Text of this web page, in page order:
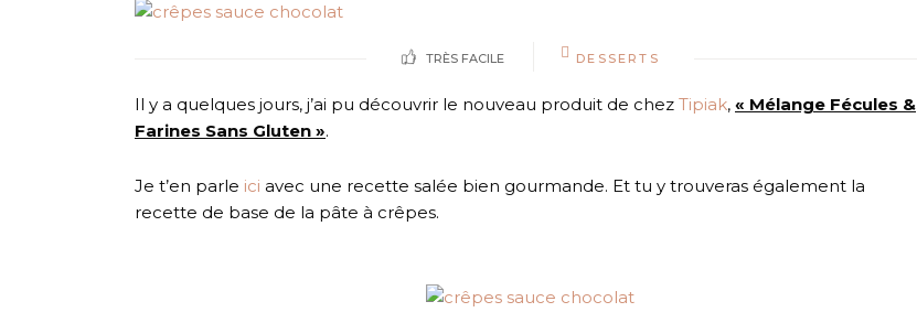
TRÈS FACILE DESSERTS
Il y a quelques jours, j’ai pu découvrir le nouveau produit de chez Tipiak, « Mélange Fécules &
Farines Sans Gluten ».
Je t’en parle ici avec une recette salée bien gourmande. Et tu y trouveras également la
recette de base de la pâte à crêpes.